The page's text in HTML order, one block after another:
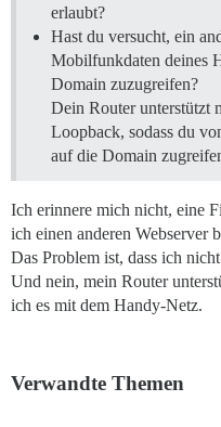
erlaubt?
Hast du versucht, ein
Mobilfunkdaten deines
Domain zuzugreifen?
Dein Router unterstützt
Loopback, sodass du
auf die Domain
Ich erinnere mich nicht, eine
ich einen anderen Webserver
Das Problem ist, dass ich
Und nein, mein Router
ich es mit dem Handy-Netz.
Verwandte Themen